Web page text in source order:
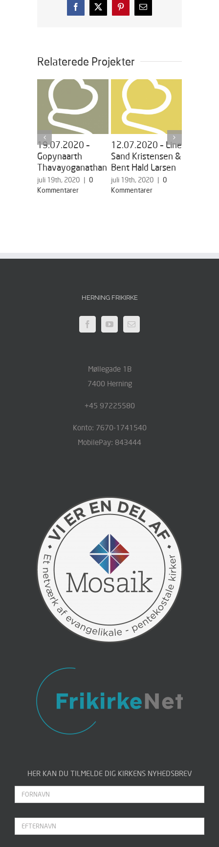
Facebook
X Pinterest
E-
mail
Relaterede Projekter
19.07.2020 –
Gopynaarth
Thavayoganathan
juli 19th, 2020
0
Kommentarer
12.07.2020 – Line
Sand Kristensen &
Bent Hald Larsen
juli 19th, 2020
0
Kommentarer
HERNING FRIKIRKE
Møllegade 1B
7400 Herning
+45 97225580
Konto: 7670-1741540
MobilePay: 843444
HER KAN DU TILMELDE DIG KIRKENS NYHEDSBREV